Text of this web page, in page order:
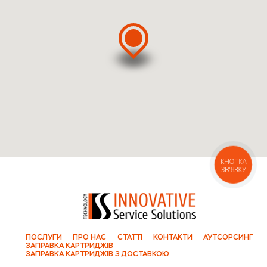
ПОСЛУГИ ПРО НАС СТАТТІ КОНТАКТИ
АУТСОРСИНГ
ЗАПРАВКА КАРТРИДЖІВ
ЗАПРАВКА КАРТРИДЖІВ З ДОСТАВКОЮ
КНОПКА
ЗВ'ЯЗКУ